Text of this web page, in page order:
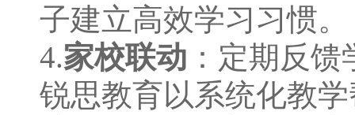
子建立高效学习习惯。
4.家校联动 ：定期反
锐思教育以系统化教